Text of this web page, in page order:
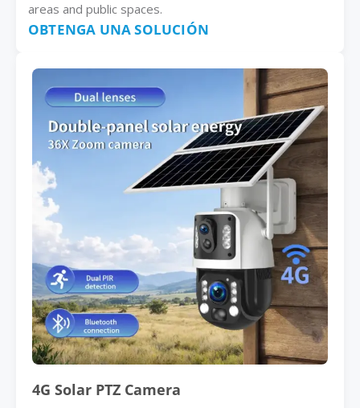
areas and public spaces.
OBTENGA UNA SOLUCIÓN
4G Solar PTZ Camera